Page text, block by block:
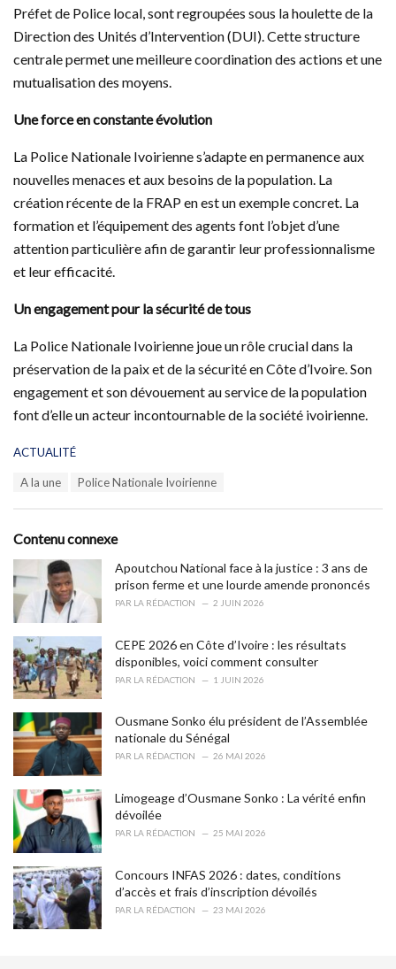
Préfet de Police local, sont regroupées sous la houlette de la
Direction des Unités d’Intervention (DUI). Cette structure
centrale permet une meilleure coordination des actions et une
mutualisation des moyens.
Une force en constante évolution
La Police Nationale Ivoirienne s’adapte en permanence aux
nouvelles menaces et aux besoins de la population. La
création récente de la FRAP en est un exemple concret. La
formation et l’équipement des agents font l’objet d’une
attention particulière afin de garantir leur professionnalisme
et leur efficacité.
Un engagement pour la sécurité de tous
La Police Nationale Ivoirienne joue un rôle crucial dans la
préservation de la paix et de la sécurité en Côte d’Ivoire. Son
engagement et son dévouement au service de la population
font d’elle un acteur incontournable de la société ivoirienne.
C
o
r
i
e
s
:
ACTUALITÉ
:
A la une Police Nationale Ivoirienne
Contenu connexe
Apoutchou National face à la justice : 3 ans de
prison ferme et une lourde amende prononcés
PAR LA RÉDACTION 2 JUIN 2026
CEPE 2026 en Côte d’Ivoire : les résultats
disponibles, voici comment consulter
PAR LA RÉDACTION 1 JUIN 2026
Ousmane Sonko élu président de l’Assemblée
nationale du Sénégal
PAR LA RÉDACTION 26 MAI 2026
Limogeage d’Ousmane Sonko : La vérité enfin
dévoilée
PAR LA RÉDACTION 25 MAI 2026
Concours INFAS 2026 : dates, conditions
d’accès et frais d’inscription dévoilés
PAR LA RÉDACTION 23 MAI 2026